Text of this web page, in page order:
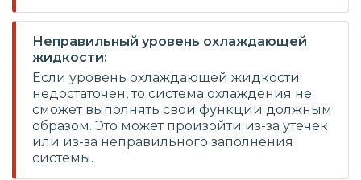
Неправильный уровень охлаждающей
жидкости:
Если уровень охлаждающей жидкости
недостаточен, то система охлаждения не
сможет выполнять свои функции должным
образом. Это может произойти из-за утечек
или из-за неправильного заполнения
системы.